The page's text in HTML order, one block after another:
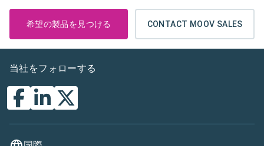
希望の製品を見つける CONTACT MOOV SALES
当社をフォローする